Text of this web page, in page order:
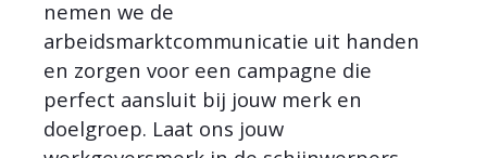
nemen we de
arbeidsmarktcommunicatie uit handen
en zorgen voor een campagne die
perfect aansluit bij jouw merk en
doelgroep. Laat ons jouw